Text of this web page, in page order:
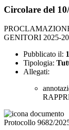
Circolare del
GENITORI 2025-
Pubblicato il:
Tipologia:
Allegati:
Protocollo 9682/